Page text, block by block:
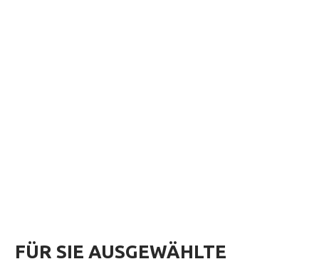
FÜR SIE AUSGEWÄHLTE